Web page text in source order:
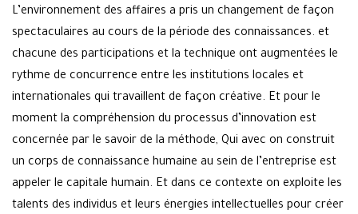
L’environnement des affaires a pris un changement de façon
spectaculaires au cours de la période des connaissances. et
chacune des participations et la technique ont augmentées le
rythme de concurrence entre les institutions locales et
internationales qui travaillent de façon créative. Et pour le
moment la compréhension du processus d’innovation est
concernée par le savoir de la méthode, Qui avec on construit
un corps de connaissance humaine au sein de l’entreprise est
appeler le capitale humain. Et dans ce contexte on exploite les
talents des individus et leurs énergies intellectuelles pour créer